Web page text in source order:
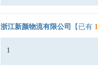
浙江新颜物流有限公司 【已有 1
1